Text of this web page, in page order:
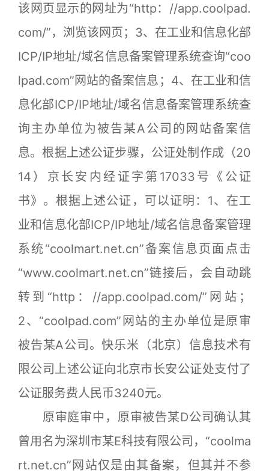
该网页显示的网址为“http：//app.coolpad.
com/”，浏览该网页；3、在工业和信息化部
ICP/IP地址/域名信息备案管理系统查询“coo
lpad.com”网站的备案信息；4、在工业和信
息化部ICP/IP地址/域名信息备案管理系统查
询主办单位为被告某A公司的网站备案信
息。根据上述公证步骤，公证处制作成（20
14）京长安内经证字第17033号《公证
书》。根据上述公证，可以证明：1、在工
业和信息化部ICP/IP地址/域名信息备案管理
系统“coolmart.net.cn”备案信息页面点击
“www.coolmart.net.cn”链接后，会自动跳
转到“http：//app.coolpad.com/”网站；
2、“coolpad.com”网站的主办单位是原审
被告某A公司。快乐米（北京）信息技术有
限公司上述公证向北京市长安公证处支付了
公证服务费人民币3240元。
原审庭审中，原审被告某D公司确认其
曾用名为深圳市某E科技有限公司，“coolma
rt.net.cn”网站仅是由其备案，但其并不参